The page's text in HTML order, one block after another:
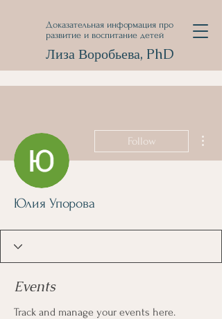
Доказательная информация про
развитие и воспитание детей
Лиза Воробьева, PhD
Follow
Юлия Упорова
Events
Track and manage your events here.